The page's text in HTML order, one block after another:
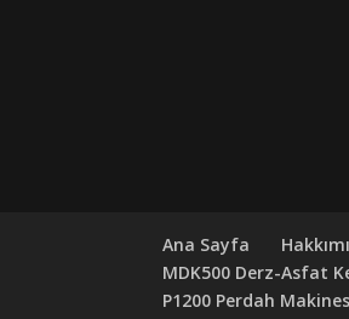
Ana Sayfa
MDK500 Derz-Asfat
P1200 Perdah